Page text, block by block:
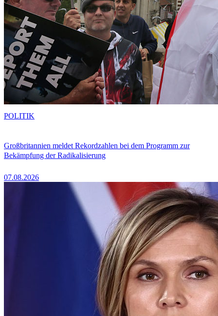
Großbritannien meldet Rekordzahlen bei dem Programm zur
Bekämpfung der Radikalisierung
07.08.2026
POLITIK